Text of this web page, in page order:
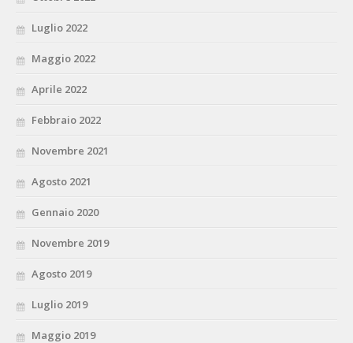
Luglio 2022
Maggio 2022
Aprile 2022
Febbraio 2022
Novembre 2021
Agosto 2021
Gennaio 2020
Novembre 2019
Agosto 2019
Luglio 2019
Maggio 2019